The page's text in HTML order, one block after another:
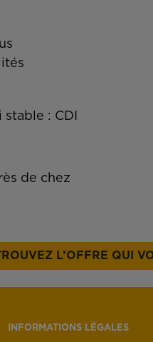
: CDI
de chez
L’OFFRE QUI
INFORMATIONS LÉGALES